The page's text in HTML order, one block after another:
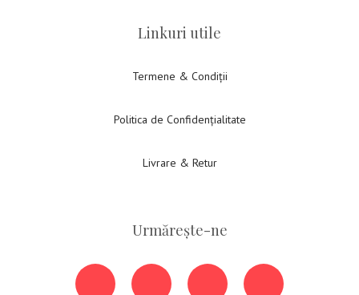
Linkuri utile
Termene & Condiții
Politica de Confidențialitate
Livrare & Retur
Urmărește-ne